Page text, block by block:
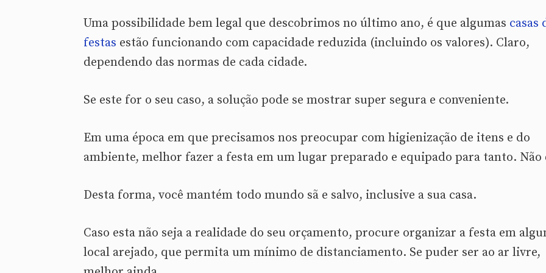
Uma possibilidade bem legal que descobrimos no último ano, é que algumas casas
festas estão funcionando com capacidade reduzida (incluindo os valores). Claro,
dependendo das normas de cada cidade.
Se este for o seu caso, a solução pode se mostrar super segura e conveniente.
Em uma época em que precisamos nos preocupar com higienização de itens e do
ambiente, melhor fazer a festa em um lugar preparado e equipado para tanto. Não
Desta forma, você mantém todo mundo sã e salvo, inclusive a sua casa.
Caso esta não seja a realidade do seu orçamento, procure organizar a festa em
local arejado, que permita um mínimo de distanciamento. Se puder ser ao ar livre,